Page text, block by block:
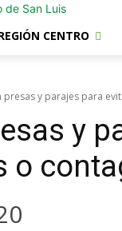
CENTRO
presas y parajes para
y
o